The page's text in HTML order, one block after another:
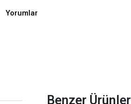
Yorumlar
Benzer Ürünler